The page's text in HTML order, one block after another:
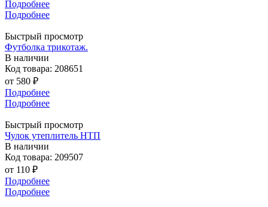
Подробнее
Подробнее
Быстрый просмотр
Футболка трикотаж.
В наличии
Код товара: 208651
от 580 ₽
Подробнее
Подробнее
Быстрый просмотр
Чулок утеплитель НТП
В наличии
Код товара: 209507
от 110 ₽
Подробнее
Подробнее